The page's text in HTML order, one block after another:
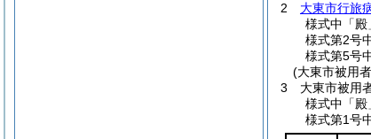
2
大東市行旅
様式中「殿
様式第2号
様式第5号
(大東市被用
3
大東市被用
様式中「殿
様式第1号